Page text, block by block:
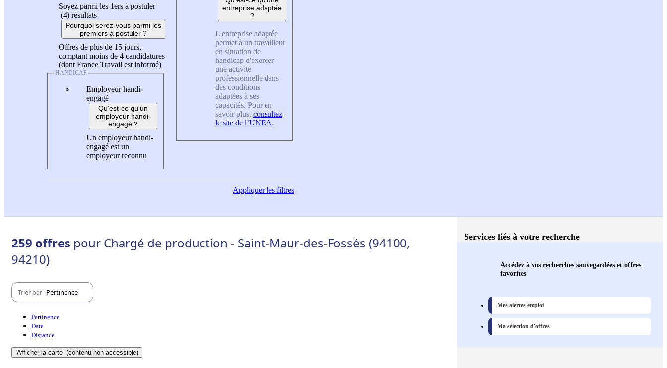
Soyez parmi les 1ers à postuler
(4) résultats
Pourquoi serez-vous parmi les
premiers à postuler ?
Offres de plus de 15 jours,
comptant moins de 4 candidatures
(dont France Travail est informé)
HANDICAP
Employeur handi-
engagé
Qu'est-ce qu'un
employeur handi-
engagé ?
Un employeur handi-
engagé est un
employeur reconnu
entreprise adaptée
?
L'entreprise adaptée
permet à un travailleur
en situation de
handicap d'exercer
une activité
professionnelle dans
des conditions
adaptées à ses
capacités. Pour en
savoir plus, consultez
le site de l’UNEA.
Appliquerles filtres
259 offres pour Chargé de production - Saint-Maur-des-Fossés (94100,
94210)
Trier par Pertinence
Pertinence
Date
Distance
Afficher la carte (contenu non-accessible)
Services liés à votre recherche
Accédez à vos recherches sauvegardées et offres
favorites
Mes alertes emploi
Ma sélection d’offres